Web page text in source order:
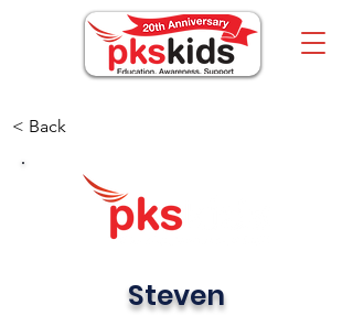
< Back
Steven